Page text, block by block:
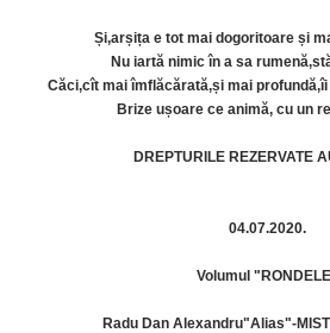
Și,arșița e tot mai dogoritoare și
Nu iartă nimic în a sa
Căci,cît mai îmflăcărată,și mai
Brize ușoare ce animă, cu un
DREPTURILE REZERVATE
04.07.2020.
Volumul
Radu Dan Alexandru"Alias"-